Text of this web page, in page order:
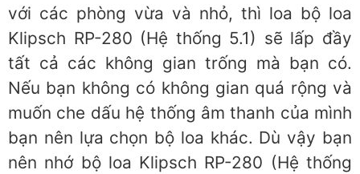
với các phòng vừa và nhỏ, thì loa bộ loa
Klipsch RP-280 (Hệ thống 5.1) sẽ lấp đầy
tất cả các không gian trống mà bạn có.
Nếu bạn không có không gian quá rộng và
muốn che dấu hệ thống âm thanh của mình
bạn nên lựa chọn bộ loa khác. Dù vậy bạn
nên nhớ bộ loa Klipsch RP-280 (Hệ thống